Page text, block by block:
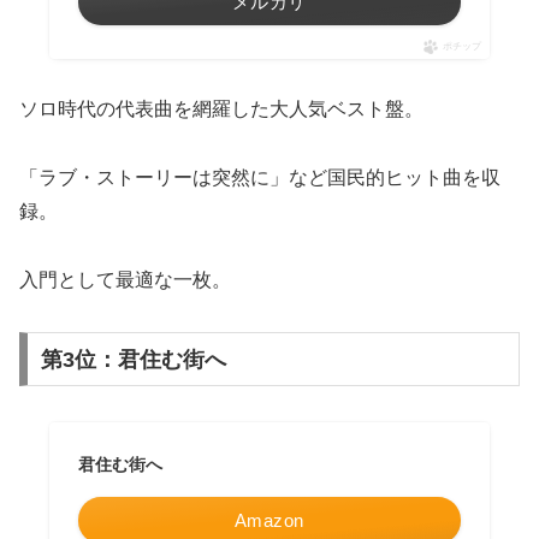
ポチップ
ソロ時代の代表曲を網羅した大人気ベスト盤。
「ラブ・ストーリーは突然に」など国民的ヒット曲を収
録。
入門として最適な一枚。
第3位：君住む街へ
君住む街へ
Amazon